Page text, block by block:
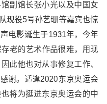
副馆长张小光以及中国女
现役5号孙艺珊等嘉宾也惊
电影诞生于1931年，今年
老的艺术作品很难，用现
此他也对从事修复工作、
谢。适逢2020东京奥运会
将为挺进东京奥运会的中